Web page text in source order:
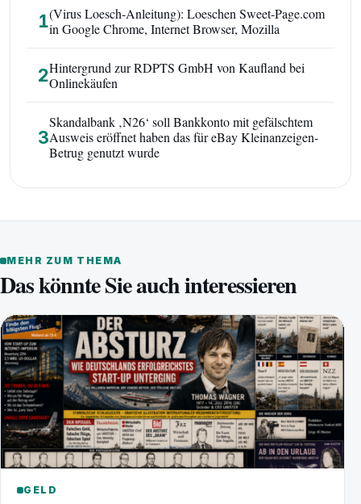
1(Virus Loesch-Anleitung): Loeschen Sweet-Page.com
in Google Chrome, Internet Browser, Mozilla
2Hintergrund zur RDPTS GmbH von Kaufland bei
Onlinekäufen
3
Skandalbank ‚N26‘ soll Bankkonto mit gefälschtem
Ausweis eröffnet haben das für eBay Kleinanzeigen-
Betrug genutzt wurde
MEHR ZUM THEMA
Das könnte Sie auch interessieren
GELD